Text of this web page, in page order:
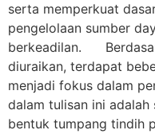
serta memperkuat
pengelolaan sumber
berkeadilan.
diuraikan, terdapat
menjadi fokus dalam
dalam tulisan ini adalah
bentuk tumpang tindih